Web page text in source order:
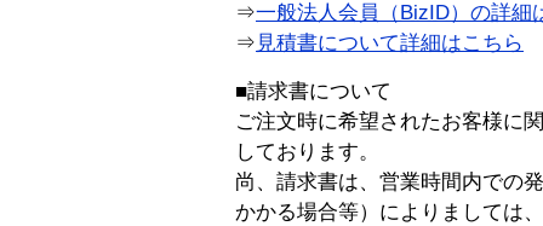
⇒一般法人会員（BizID）の詳細
⇒ 見積書について詳細はこちら
■請求書について
ご注文時に希望されたお客様に
しております。
尚、請求書は、営業時間内での
かかる場合等）によりましては